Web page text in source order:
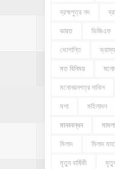
ব্রহ্মপুত্র নদ
ভারত ভিজিএফ
ভোগান্তি
মত বিনিময়
মনোনয়নপত্র দাখিল
মশা মহিলাদল
মানববন্ধন মামলা
মিলাদ মিলাদ
মৃত্যু বার্ষিকী